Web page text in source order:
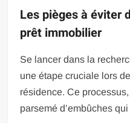
Les pièges à éviter
prêt immobilier
Se lancer dans la
une étape cruciale lors
résidence. Ce
parsemé d’embûches